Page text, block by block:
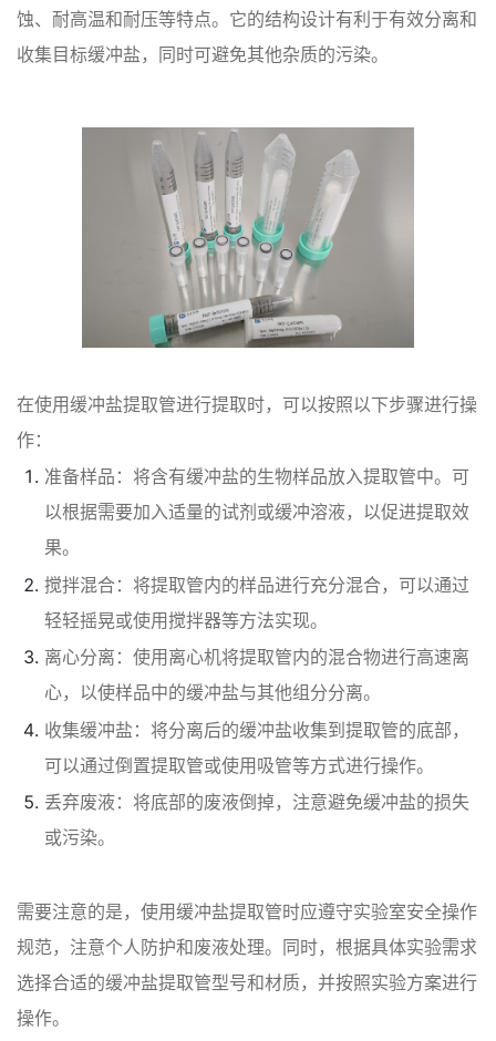
蚀、耐高温和耐压等特点。它的结构设计有利于有效分离和
收集目标缓冲盐，同时可避免其他杂质的污染。
在使用缓冲盐提取管进行提取时，可以按照以下步骤进行操
作：
准备样品：将含有缓冲盐的生物样品放入提取管中。可
以根据需要加入适量的试剂或缓冲溶液，以促进提取效
果。
搅拌混合：将提取管内的样品进行充分混合，可以通过
轻轻摇晃或使用搅拌器等方法实现。
离心分离：使用离心机将提取管内的混合物进行高速离
心，以使样品中的缓冲盐与其他组分分离。
收集缓冲盐：将分离后的缓冲盐收集到提取管的底部，
可以通过倒置提取管或使用吸管等方式进行操作。
丢弃废液：将底部的废液倒掉，注意避免缓冲盐的损失
或污染。
需要注意的是，使用缓冲盐提取管时应遵守实验室安全操作
规范，注意个人防护和废液处理。同时，根据具体实验需求
选择合适的缓冲盐提取管型号和材质，并按照实验方案进行
操作。